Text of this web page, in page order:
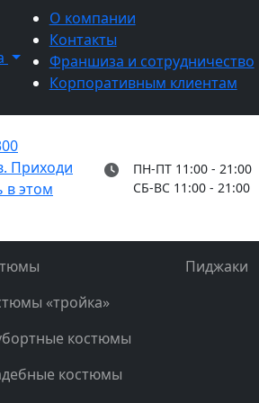
О компании
Контакты
Франшиза и сотрудничество
Корпоративным клиентам
ПН-ПТ 11:00 - 21:00
СБ-ВС 11:00 - 21:00
«тройка»
костюмы
костюмы
Пиджаки